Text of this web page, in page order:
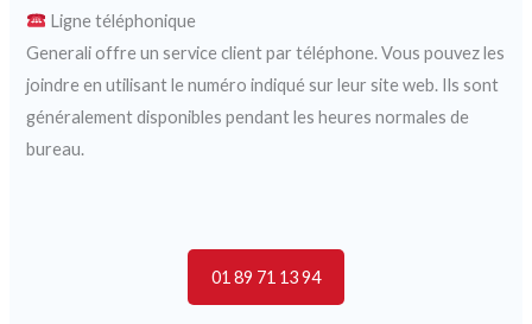
Ligne téléphonique
Generali offre un service client par téléphone. Vous pouvez les
joindre en utilisant le numéro indiqué sur leur site web. Ils sont
généralement disponibles pendant les heures normales de
bureau.
01 89 71 13 94